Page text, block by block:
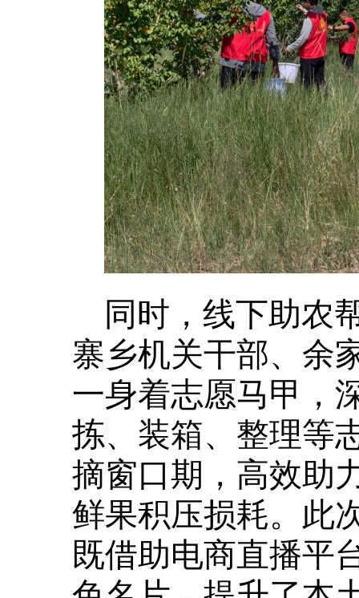
同时，线下助农
寨乡机关干部、余
一身着志愿马甲，
拣、装箱、整理等
摘窗口期，高效助
鲜果积压损耗。此
既借助电商直播平